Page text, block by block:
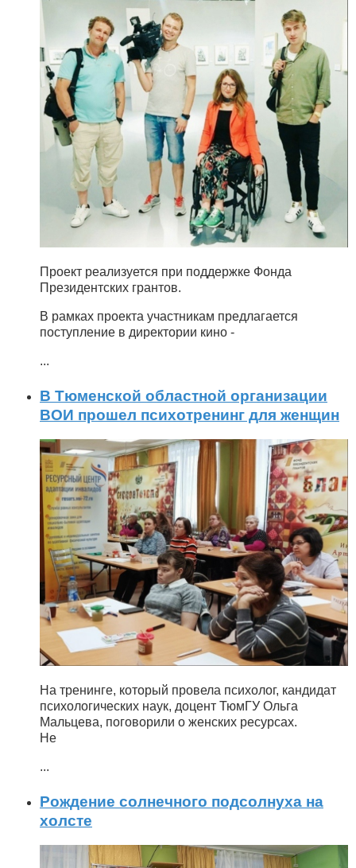
Проект реализуется при поддержке Фонда
Президентских грантов.
В рамках проекта участникам предлагается
поступление в директории кино -
...
В Тюменской областной организации
ВОИ прошел психотренинг для женщин
На тренинге, который провела психолог, кандидат
психологических наук, доцент ТюмГУ Ольга
Мальцева, поговорили о женских ресурсах.
Не
...
Рождение солнечного подсолнуха на
холсте